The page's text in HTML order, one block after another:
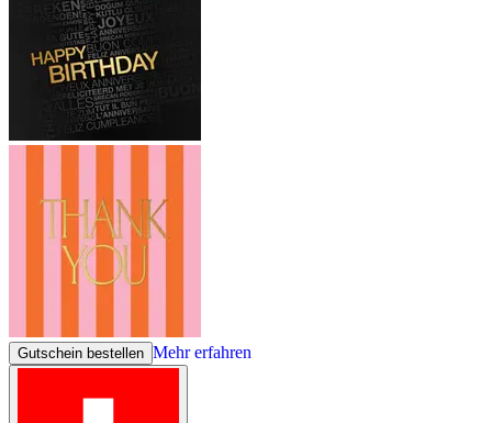
Gutschein bestellen Mehr erfahren